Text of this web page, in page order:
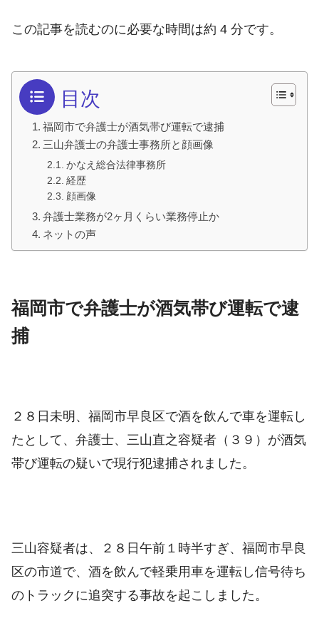
この記事を読むのに必要な時間は約 4 分です。
目次
福岡市で弁護士が酒気帯び運転で逮捕
三山弁護士の弁護士事務所と顔画像
かなえ総合法律事務所
経歴
顔画像
弁護士業務が2ヶ月くらい業務停止か
ネットの声
福岡市で弁護士が酒気帯び運転で逮
捕
２８日未明、福岡市早良区で酒を飲んで車を運転し
たとして、弁護士、三山直之容疑者（３９）が酒気
帯び運転の疑いで現行犯逮捕されました。
三山容疑者は、２８日午前１時半すぎ、福岡市早良
区の市道で、酒を飲んで軽乗用車を運転し信号待ち
のトラックに追突する事故を起こしました。